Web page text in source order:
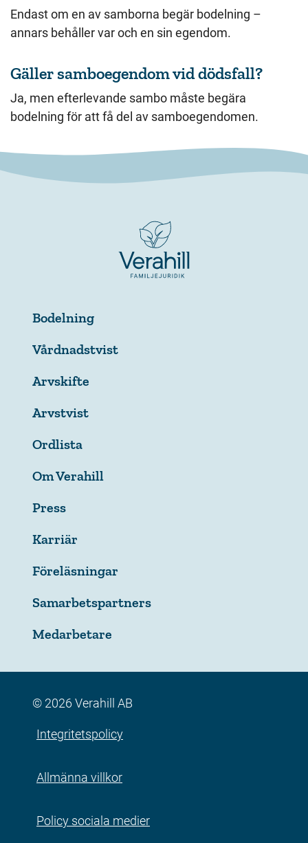
Endast om en av samborna begär bodelning –
annars behåller var och en sin egendom.
Gäller samboegendom vid dödsfall?
Ja, men efterlevande sambo måste begära
bodelning för att få del av samboegendomen.
Bodelning
Vårdnadstvist
Arvskifte
Arvstvist
Ordlista
Om Verahill
Press
Karriär
Föreläsningar
Samarbetspartners
Medarbetare
© 2026 Verahill AB
Integritetspolicy
Allmänna villkor
Policy sociala medier